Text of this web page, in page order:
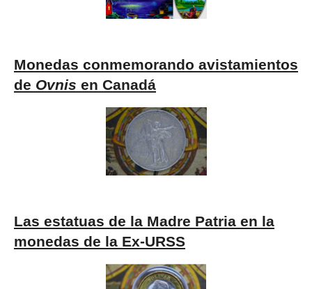
Monedas conmemorando avistamientos
de Ovnis en Canadá
Las estatuas de la Madre Patria en la
monedas de la Ex-URSS